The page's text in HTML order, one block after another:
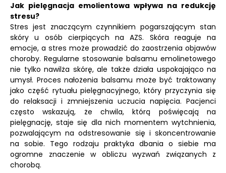
Jak pielęgnacja emolientowa wpływa na redukcję
stresu?
Stres jest znaczącym czynnikiem pogarszającym stan
skóry u osób cierpiących na AZS. Skóra reaguje na
emocje, a stres może prowadzić do zaostrzenia objawów
choroby. Regularne stosowanie balsamu emolinetowego
nie tylko nawilża skórę, ale także działa uspokajająco na
umysł. Proces nałożenia balsamu może być traktowany
jako część rytuału pielęgnacyjnego, który przyczynia się
do relaksacji i zmniejszenia uczucia napięcia. Pacjenci
często wskazują, że chwila, którą poświęcają na
pielęgnację, staje się dla nich momentem wytchnienia,
pozwalającym na odstresowanie się i skoncentrowanie
na sobie. Tego rodzaju praktyka dbania o siebie ma
ogromne znaczenie w obliczu wyzwań związanych z
chorobą.